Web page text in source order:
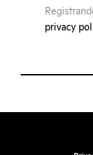
privacy